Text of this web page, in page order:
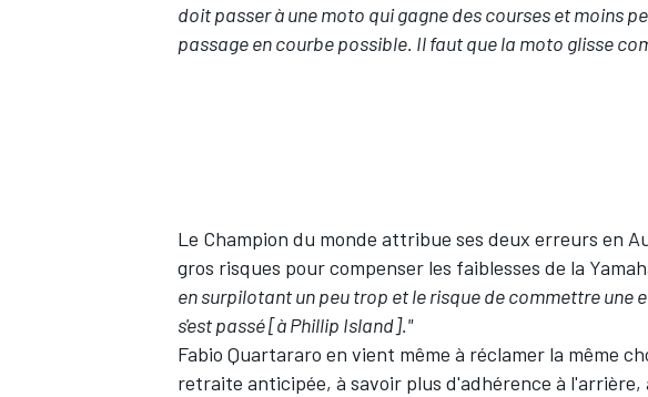
doit passer à une moto qui gagne des courses et moins
passage en courbe possible. Il faut que la moto glisse
Le Champion du monde attribue ses deux erreurs en
gros risques pour compenser les faiblesses de la
en surpilotant un peu trop et le risque de commettre une
s'est passé [à Phillip Island]."
Fabio Quartararo en vient même à réclamer la même
retraite anticipée, à savoir plus d'adhérence à l'arrière,